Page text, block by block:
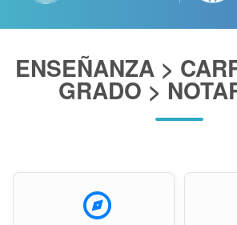
ENSEÑANZA >
GRADO >
explore